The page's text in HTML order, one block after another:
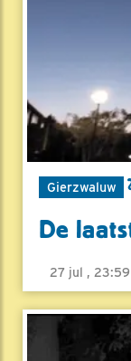
Gierzwaluw
De
27 jul , 23:59